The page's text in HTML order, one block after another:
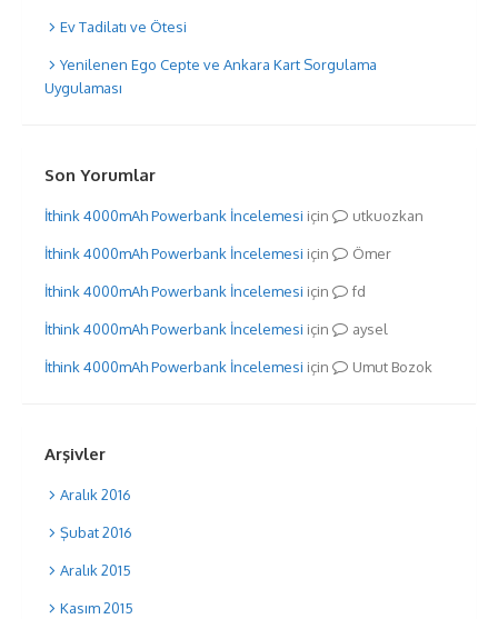
Ev Tadilatı ve Ötesi
Yenilenen Ego Cepte ve Ankara Kart Sorgulama
Uygulaması
Son Yorumlar
İthink 4000mAh Powerbank İncelemesi için utkuozkan
İthink 4000mAh Powerbank İncelemesi için Ömer
İthink 4000mAh Powerbank İncelemesi için fd
İthink 4000mAh Powerbank İncelemesi için aysel
İthink 4000mAh Powerbank İncelemesi için Umut Bozok
Arşivler
Aralık 2016
Şubat 2016
Aralık 2015
Kasım 2015